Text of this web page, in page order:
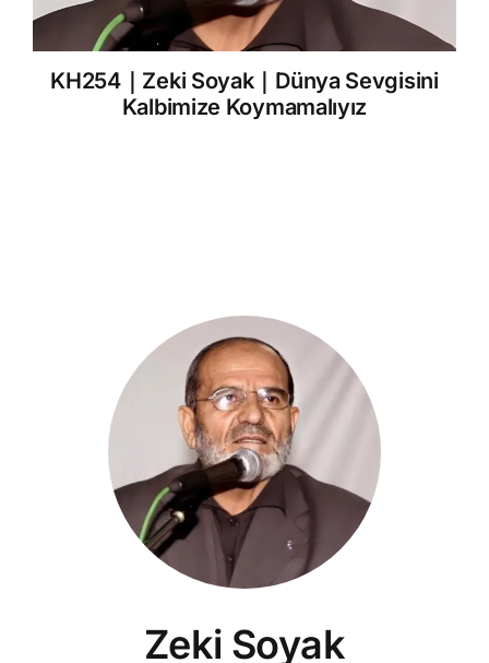
KH254｜Zeki Soyak｜Dünya Sevgisini
Kalbimize Koymamalıyız
Zeki Soyak